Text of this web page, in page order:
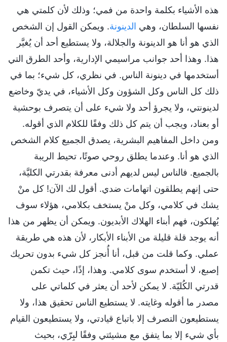
هذه الأشياء بكلمة واحدة من فمي؛ وذلك لأن كلمتي هي
نفسها السلطان، وهي الدينونة. ويمكن القول إن الشخص
الذي هو أنا هو الدينونة والجلالة، ولا يستطيع أحد أن يُغيَّر
هذا. وهذا أحد جوانب مراسيمي الإدارية، وأحد الطرق التي
أستخدمها في دينونة الناس. في نظري، كل شيء؛ بما في
ذلك كل الناس وكل الشؤون وكل الأشياء، في يديّ وخاضع
لدينونتي، ولا يجرؤ أحد ولا شيء على أن يتصرف بوحشية
أو بعناد، ويجب أن يتم كل ذلك وفقًا للكلام الذي أقوله.
ومن داخل المفاهيم البشرية، يصدق الجميع كلام الشخص
الذي هو أنا. وعندما يطلق روحي صوتًا، تحيط الريبة
بالجميع. فالناس ليس لديهم أدنى معرفة بقدرتي الكليَّة،
حتى إنهم يطلقون اتهامات ضدي. أقول لك الآن! كل منْ
يشك في كلامي، وكل منْ يستخف بكلامي، هؤلاء سوف
يُهلكون، فهم أبناء الهلاك الأبديون. ويمكن أن يظهر من هذا
أنه يوجد قلة قليلة من الأبناء الأبكار، لأن هذه هي طريقة
عملي. وكما قلت من قبل، أنا أُنجز كل شيء بدون تحريك
إصبع، لا أستخدم سوى كلامي. وهذا، إذًا، حيث تكمن
قدرتي الكُليّة. لا يمكن لأحد أن يعثر في كلماتي على
مصدر ما أقوله وغايته. لا يستطيع الناس تحقيق هذا، ولا
يستطيعون التصرف إلا باتباع قيادتي، ولا يستطيعون القيام
بأي شيء إلا بما يتفق مع مشيئتي وفقًا لبِرّي، بحيث